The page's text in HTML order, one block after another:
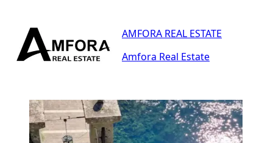
AMFORA REAL ESTATE
Amfora Real Estate